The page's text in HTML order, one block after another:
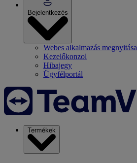
Bejelentkezés
Webes alkalmazás megnyitása
Kezelőkonzol
Hibajegy
Ügyfélportál
Termékek